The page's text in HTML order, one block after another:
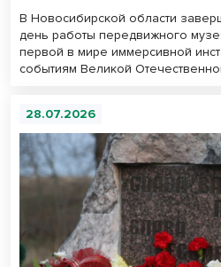
В Новосибирской области
день работы передвижного
первой в мире иммерсивной
событиям Великой
28.07.2026